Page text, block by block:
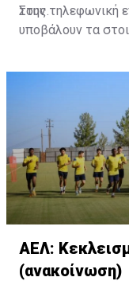
τους.
Στην τηλεφωνική
υποβάλουν τα
ΑΕΛ:
(ανακοίνωση)